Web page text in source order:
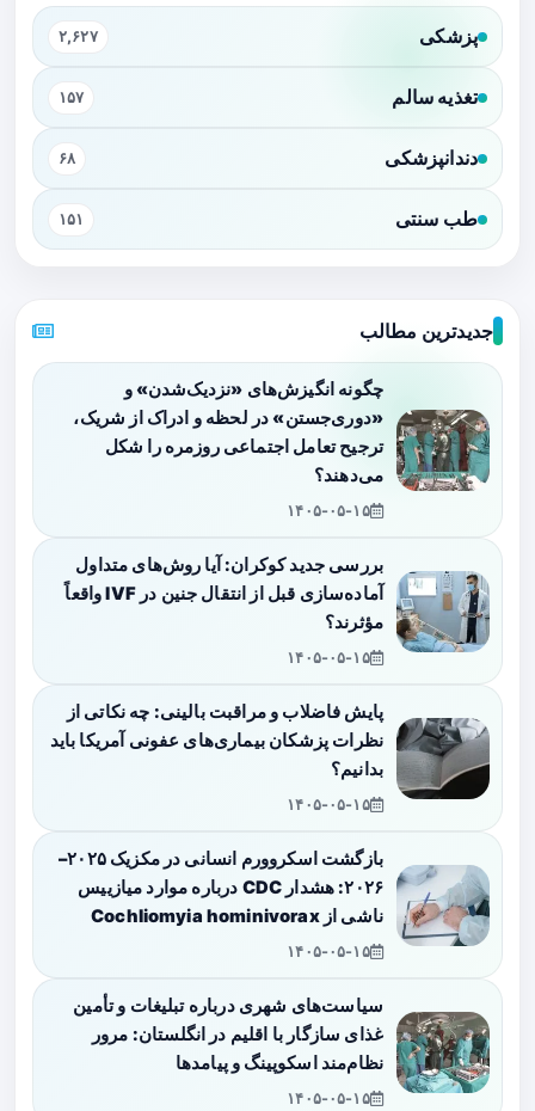
پزشکی ۲,۶۲۷
تغذیه سالم ۱۵۷
دندانپزشکی ۶۸
طب سنتی ۱۵۱
جدیدترین مطالب
چگونه انگیزش‌های «نزدیک‌شدن» و
«دوری‌جستن» در لحظه و ادراک از شریک،
ترجیح تعامل اجتماعی روزمره را شکل
می‌دهند؟
۱۴۰۵-۰۵-۱۵
بررسی جدید کوکران: آیا روش‌های متداول
آماده‌سازی قبل از انتقال جنین در IVF واقعاً
مؤثرند؟
۱۴۰۵-۰۵-۱۵
پایش فاضلاب و مراقبت بالینی: چه نکاتی از
نظرات پزشکان بیماری‌های عفونی آمریکا باید
بدانیم؟
۱۴۰۵-۰۵-۱۵
بازگشت اسکروورم انسانی در مکزیک ۲۰۲۵–
۲۰۲۶: هشدار CDC درباره موارد میازییس
ناشی از Cochliomyia hominivorax
۱۴۰۵-۰۵-۱۵
سیاست‌های شهری درباره تبلیغات و تأمین
غذای سازگار با اقلیم در انگلستان: مرور
نظام‌مند اسکوپینگ و پیامدها
۱۴۰۵-۰۵-۱۵